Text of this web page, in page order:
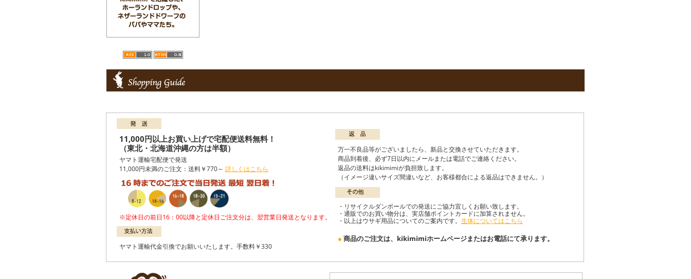
11,000円以上お買い上げで宅配便送料無料！
（東北・北海道沖縄の方は半額）
ヤマト運輸宅配便で発送
11,000円未満のご注文：送料￥770～ 詳しくはこちら
※定休日の前日16：00以降と定休日ご注文分は、翌営業日発送となります。
ヤマト運輸代金引換でお願いいたします。手数料￥330
万一不良品等がございましたら、新品と交換させていただきます。
商品到着後、必ず7日以内にメールまたは電話でご連絡ください。
返品の送料はkikimimiが負担致します。
（イメージ違いサイズ間違いなど、お客様都合による返品はできません。）
・リサイクルダンボールでの発送にご協力宜しくお願い致します。
・通販でのお買い物分は、実店舗ポイントカードに加算されません。
・以上はウサギ用品についてのご案内です。 生体についてはこちら
● 商品のご注文は、kikimimiホームページまたはお電話にて承ります。